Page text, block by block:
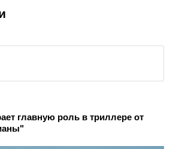
главную роль в триллере от